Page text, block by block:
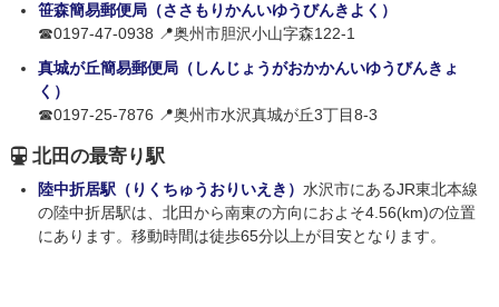
笹森簡易郵便局（ささもりかんいゆうびんきよく）
☎0197-47-0938 📍奥州市胆沢小山字森122-1
真城が丘簡易郵便局（しんじょうがおかかんいゆうびんきょ
く）
☎0197-25-7876 📍奥州市水沢真城が丘3丁目8-3
北田の最寄り駅
陸中折居駅（りくちゅうおりいえき） 水沢市にあるJR東北本線
の陸中折居駅は、北田から南東の方向におよそ4.56(km)の位置
にあります。移動時間は徒歩65分以上が目安となります。